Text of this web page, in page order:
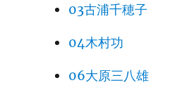
03古浦千穂子
04木村功
06大原三八雄